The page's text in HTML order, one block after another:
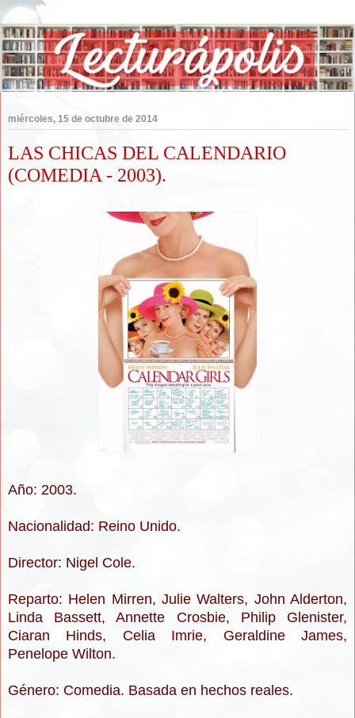
miércoles, 15 de octubre de 2014
LAS CHICAS DEL CALENDARIO
(COMEDIA - 2003).
Año: 2003.
Nacionalidad: Reino Unido.
Director: Nigel Cole.
Reparto: Helen Mirren, Julie Walters, John Alderton,
Linda Bassett, Annette Crosbie, Philip Glenister,
Ciaran Hinds, Celia Imrie, Geraldine James,
Penelope Wilton.
Género: Comedia. Basada en hechos reales.